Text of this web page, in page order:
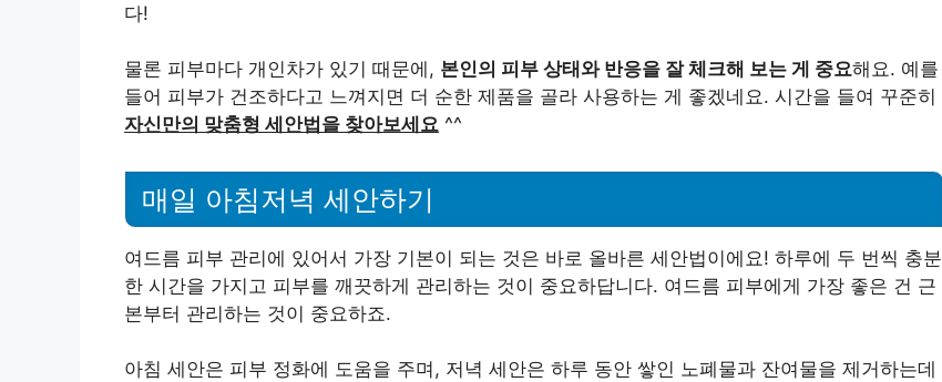
다!
물론 피부마다 개인차가 있기 때문에, 본인의 피부 상태와 반응을 잘 체크해 보는 게 중요해요. 예를
들어 피부가 건조하다고 느껴지면 더 순한 제품을 골라 사용하는 게 좋겠네요. 시간을 들여 꾸준히
자신만의 맞춤형 세안법을 찾아보세요 ^^
매일 아침저녁 세안하기
여드름 피부 관리에 있어서 가장 기본이 되는 것은 바로 올바른 세안법이에요! 하루에 두 번씩 충분
한 시간을 가지고 피부를 깨끗하게 관리하는 것이 중요하답니다. 여드름 피부에게 가장 좋은 건 근
본부터 관리하는 것이 중요하죠.
아침 세안은 피부 정화에 도움을 주며, 저녁 세안은 하루 동안 쌓인 노폐물과 잔여물을 제거하는데